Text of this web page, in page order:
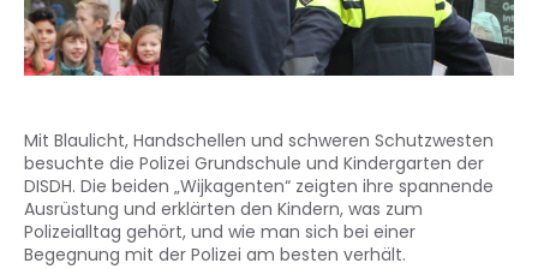
Mit Blaulicht, Handschellen und schweren Schutzwesten
besuchte die Polizei Grundschule und Kindergarten der
DISDH. Die beiden „Wijkagenten“ zeigten ihre spannende
Ausrüstung und erklärten den Kindern, was zum
Polizeialltag gehört, und wie man sich bei einer
Begegnung mit der Polizei am besten verhält.